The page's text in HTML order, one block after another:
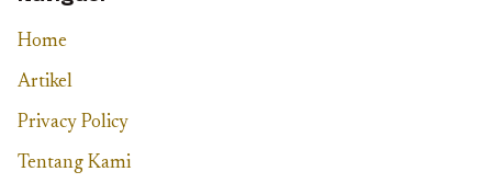
Home
Artikel
Privacy Policy
Tentang Kami